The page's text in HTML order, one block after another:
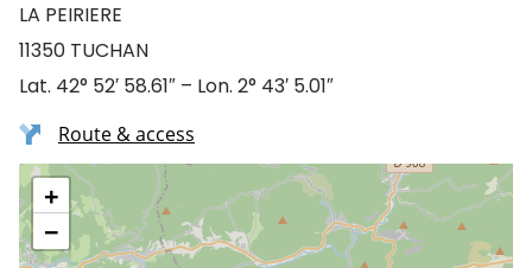
LA PEIRIERE
11350 TUCHAN
Lat. 42° 52′ 58.61″ – Lon. 2° 43′ 5.01″
Route & access
+
−